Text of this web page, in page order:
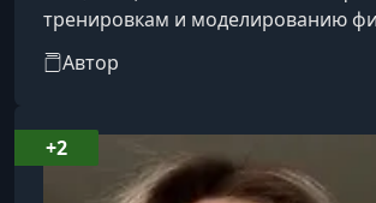
тренировкам и моделированию
Автор
+2